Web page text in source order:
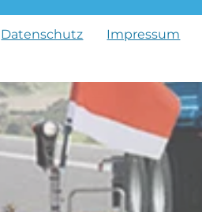
Datenschutz Impressum